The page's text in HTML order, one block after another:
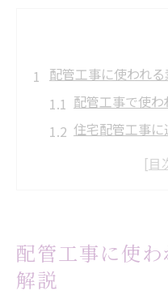
配管工事に使われ
配管工事で使
住宅配管工事
給水・排水ご
配管工事で人
配管工事に使
解説